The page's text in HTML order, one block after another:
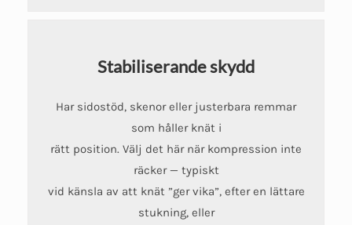
Stabiliserande skydd
Har sidostöd, skenor eller justerbara remmar
som håller knät i
rätt position. Välj det här när kompression inte
räcker — typiskt
vid känsla av att knät ”ger vika”, efter en lättare
stukning, eller